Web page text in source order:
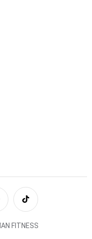
FITNESS